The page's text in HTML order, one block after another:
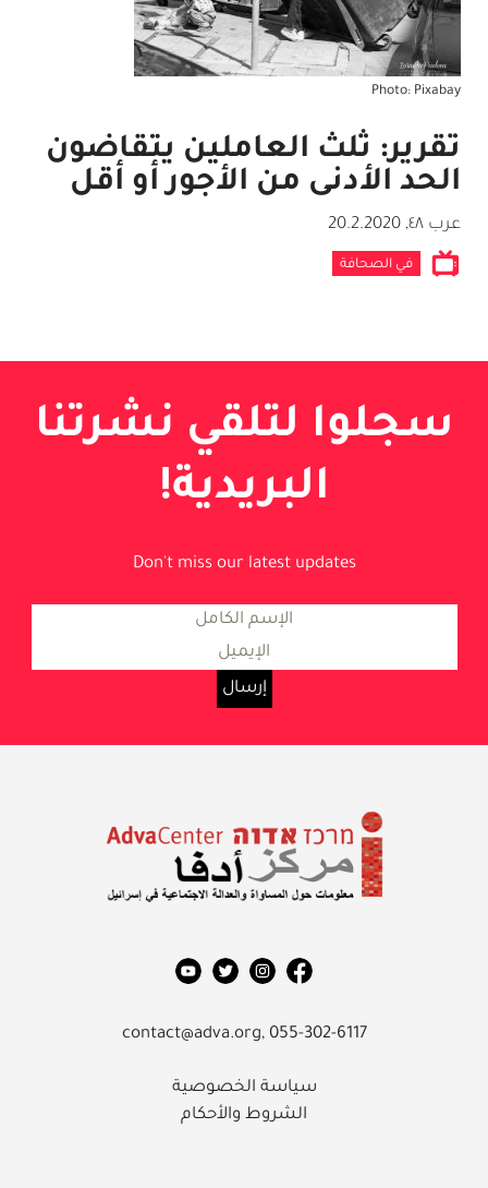
Photo: Pixabay
تقرير: ثلث العاملين يتقاضون
الحد الأدنى من الأجور أو أقل
عرب ٤٨ ,
20.2.2020
في الصحافة
سجلوا لتلقي نشرتنا
البريدية!
Don't miss our latest updates
مركز أدفا
الاجتماعية في إسرائيل
contact@adva.org, 055-302-6117
سياسة الخصوصية
الشروط والأحكام